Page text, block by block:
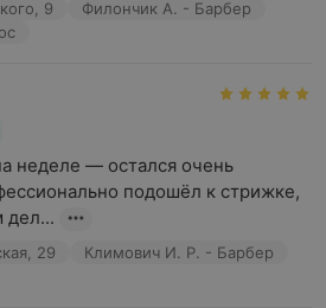
бороды
— услуга, которая позволяет
оттенок и создать
9
Филончик А. - Барбер
неделе — остался очень
подошёл к стрижке,
дел...
29
Климович И. Р. - Барбер